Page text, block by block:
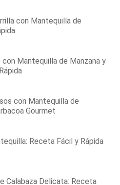
con Mantequilla de
Mantequilla de Manzana y
con Mantequilla de
Gourmet
Receta Fácil y Rápida
Calabaza Delicata: Receta